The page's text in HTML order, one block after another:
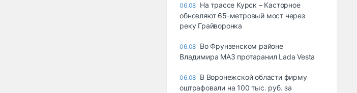
06.08 На трассе Курск – Касторное
обновляют 65-метровый мост через
реку Грайворонка
06.08 Во Фрунзенском районе
Владимира МАЗ протаранил Lada Vesta
06.08 В Воронежской области фирму
оштрафовали на 100 тыс. руб. за